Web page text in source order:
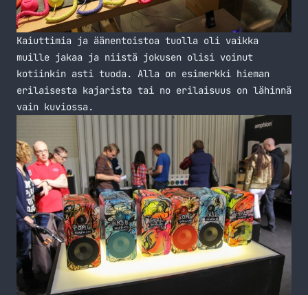
Kaiuttimia ja äänentoistoa tuolla oli vaikka
muille jakaa ja niistä jokusen olisi voinut
kotiinkin asti tuoda. Alla on esimerkki hieman
erilaisesta kajarista tai no erilaisuus on lähinnä
vain kuviossa.